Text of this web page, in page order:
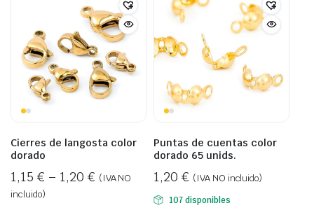
Cierres de langosta color
dorado
1,15 € – 1,20 € (IVA NO
incluido)
Puntas de cuentas color
dorado 65 unids.
1,20 € (IVA NO incluido)
107 disponibles